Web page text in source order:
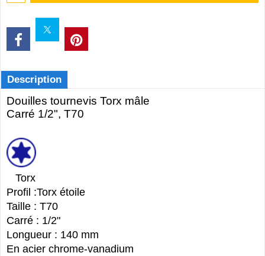
Description
Douilles tournevis Torx mâle
Carré 1/2", T70
Torx
Profil :Torx étoile
Taille : T70
Carré : 1/2"
Longueur : 140 mm
En acier chrome-vanadium